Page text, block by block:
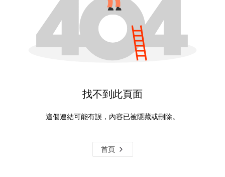
找不到此頁面
這個連結可能有誤，內容已被隱藏或刪除。
首頁